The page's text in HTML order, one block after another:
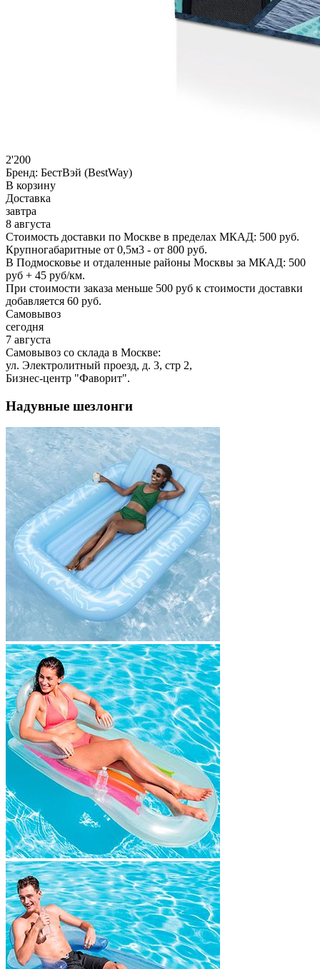
2'200
Бренд: БестВэй (BestWay)
В корзину
Доставка
завтра
8 августа
Стоимость доставки по Москве в пределах МКАД: 500 руб.
Крупногабаритные от 0,5м3 - от 800 руб.
В Подмосковье и отдаленные районы Москвы за МКАД: 500
руб + 45 руб/км.
При стоимости заказа меньше 500 руб к стоимости доставки
добавляется 60 руб.
Самовывоз
сегодня
7 августа
Самовывоз со склада в Москве:
ул. Электролитный проезд, д. 3, стр 2,
Бизнес-центр "Фаворит".
Надувные шезлонги